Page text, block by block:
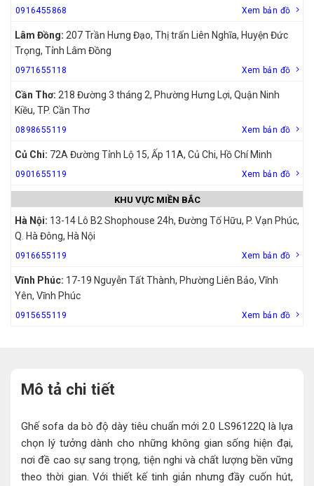
0916455868 Xem bản đồ
Lâm Đồng: 207 Trần Hưng Đạo, Thị trấn Liên Nghĩa, Huyện Đức
Trọng, Tỉnh Lâm Đồng
0971655118 Xem bản đồ
Cần Thơ: 218 Đường 3 tháng 2, Phường Hưng Lợi, Quận Ninh
Kiều, TP. Cần Thơ
0898655119 Xem bản đồ
Củ Chi: 72A Đường Tỉnh Lộ 15, Ấp 11A, Củ Chi, Hồ Chí Minh
0901655119 Xem bản đồ
KHU VỰC MIỀN BẮC
Hà Nội: 13-14 Lô B2 Shophouse 24h, Đường Tố Hữu, P. Vạn Phúc,
Q. Hà Đông, Hà Nội
0916655119 Xem bản đồ
Vĩnh Phúc: 17-19 Nguyễn Tất Thành, Phường Liên Bảo, Vĩnh
Yên, Vĩnh Phúc
0915655119 Xem bản đồ
Mô tả chi tiết
Ghế sofa da bò độ dày tiêu chuẩn mới 2.0 LS96122Q là lựa
chọn lý tưởng dành cho những không gian sống hiện đại,
nơi đề cao sự sang trọng, tiện nghi và chất lượng bền vững
theo thời gian. Với thiết kế tinh giản nhưng đầy cuốn hút,